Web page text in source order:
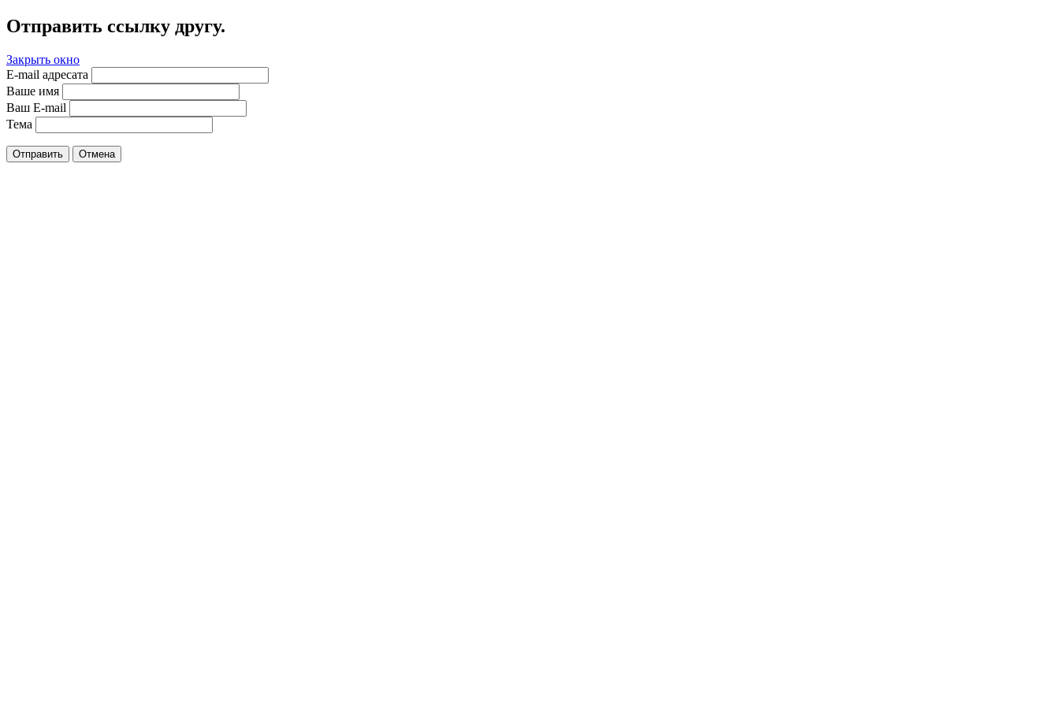
Отправить ссылку другу.
Закрыть окно
E-mail адресата
Ваше имя
Ваш E-mail
Тема
Отправить Отмена